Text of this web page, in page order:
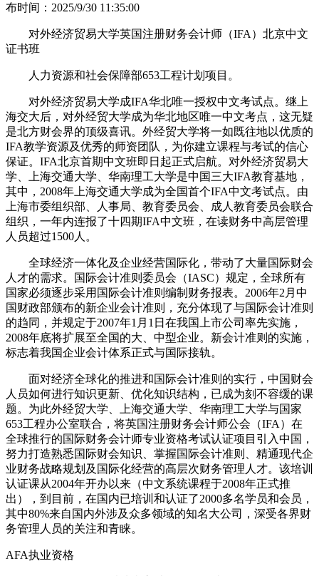
布时间：2025/9/30 11:35:00
对外经济贸易大学英国注册财务会计师（IFA）北京中文
证书班
人力资源和社会保障部653工程计划项目。
对外经济贸易大学成IFA华北唯一授权中文考试点。继上
海交大后，对外经贸大学成为华北地区唯一中文考点，这无疑
是北方财会界的顶级喜讯。外经贸大学将一如既往地以优质的
IFA教学资源及优秀的师资团队，为你建立课程与考试的信心
保证。IFA北京首期中文班即日起正式启航。对外经济贸易大
学、上海交通大学、华南理工大学是中国三大IFA教育基地，
其中，2008年上海交通大学成为全国首个IFA中文考试点。由
上海市委组织部、人事局、教育委员会、成人教育委员会联合
组织，一年内连报了十四期IFA中文班，在读财务中高层管理
人员超过1500人。
全球经济一体化及企业经营国际化，带动了大量国际财会
人才的需求。国际会计准则委员会（IASC）规定，全球所有
国家必须逐步采用国际会计准则编制财务报表。2006年2月中
国财政部颁布的新企业会计准则，充分体现了与国际会计准则
的趋同，并规定于2007年1月1日在我国上市公司率先实施，
2008年底将扩展至全国的大、中型企业。新会计准则的实施，
标志着我国企业会计体系正式与国际接轨。
面对经济全球化的推进和国际会计准则的实行，中国财会
人员如何进行知识更新、优化知识结构，已成为刻不容缓的课
题。为此外经贸大学、上海交通大学、华南理工大学与国家
653工程办公室联合，将英国注册财务会计师公会（IFA）在
全球推行的国际财务会计师专业资格考试认证项目引入中国，
努力打造熟悉国际财会知识、掌握国际会计准则、精通现代企
业财务战略规划及国际化经营的高层次财务管理人才。该培训
认证课从2004年开办以来（中文系统课程于2008年正式推
出），到目前，在国内已培训和认证了2000多名学员和会员，
其中80%来自国内外涉及众多领域的知名大公司，深受各界财
务管理人员的关注和青睐。
AFA执业资格